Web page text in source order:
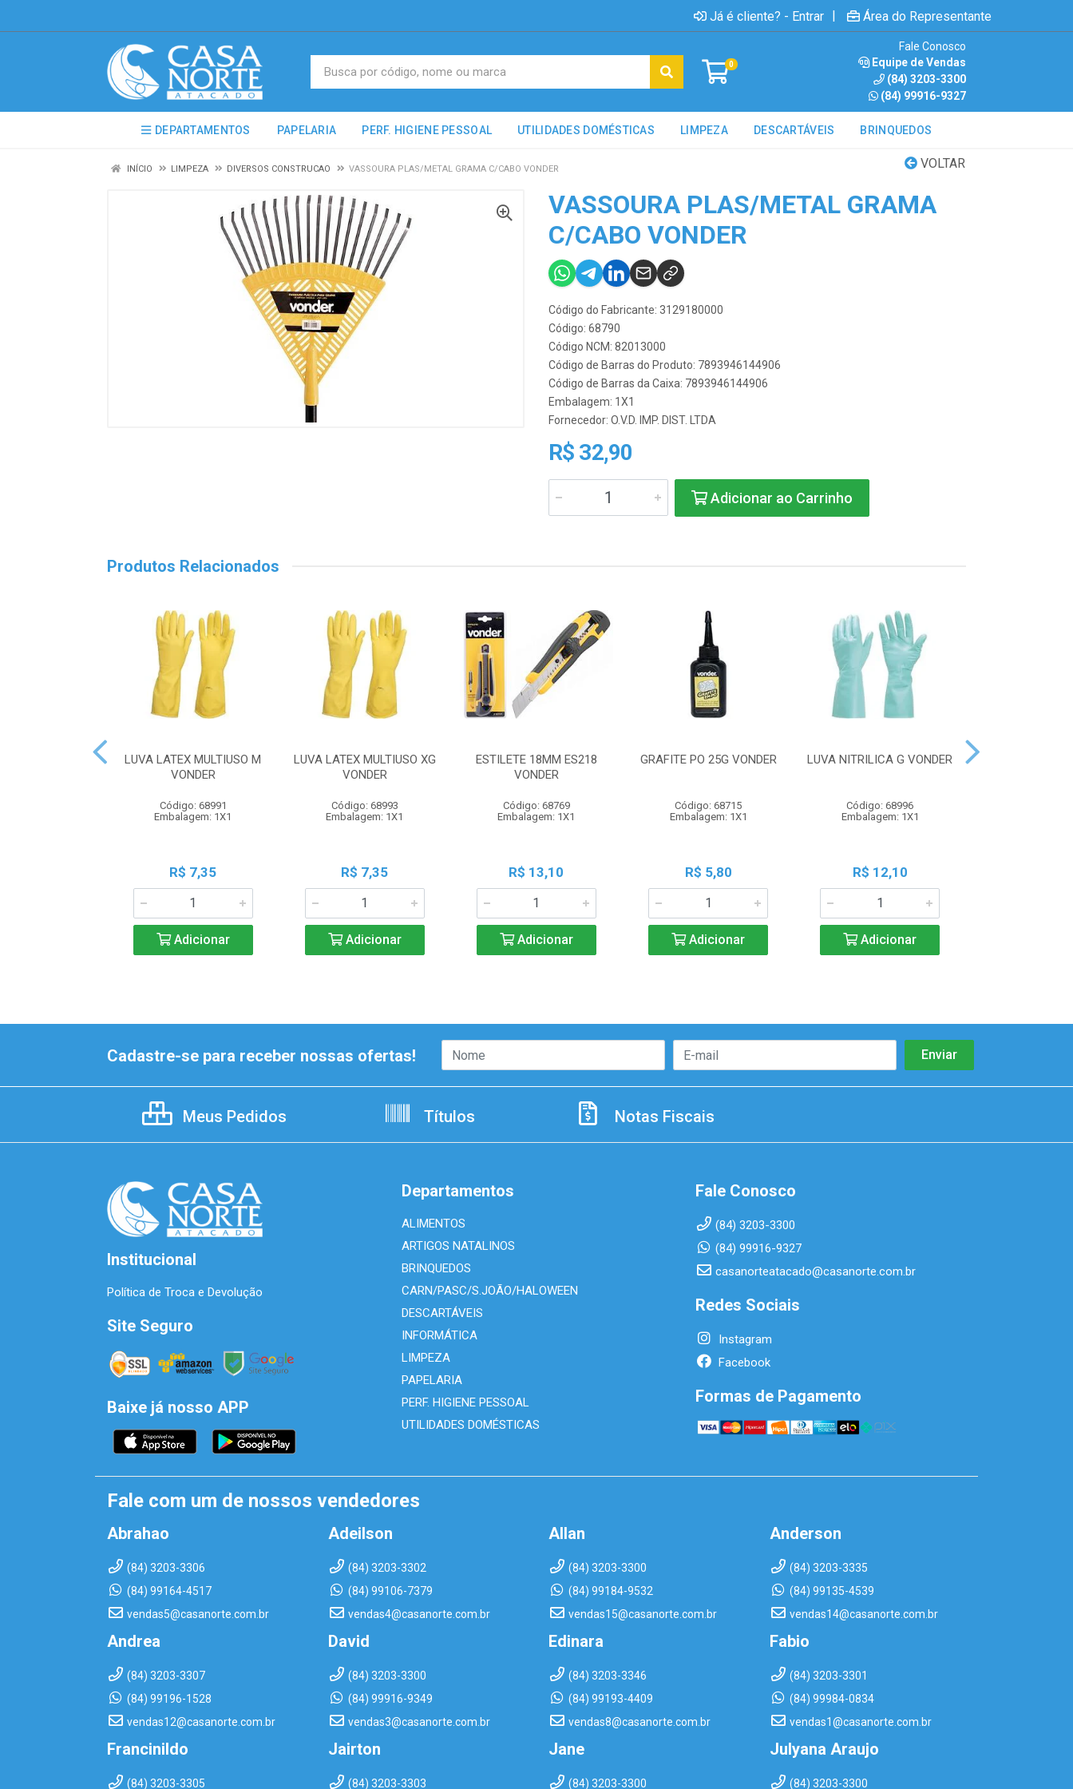
Já é cliente? - Entrar | Área do Representante
0
Fale Conosco
Equipe de Vendas
(84) 3203-3300
(84) 99916-9327
DEPARTAMENTOS PAPELARIA PERF. HIGIENE PESSOAL UTILIDADES DOMÉSTICAS LIMPEZA DESCARTÁVEIS BRINQUEDOS
VOLTAR
INÍCIO LIMPEZA DIVERSOS CONSTRUCAO VASSOURA PLAS/METAL GRAMA C/CABO VONDER
VASSOURA PLAS/METAL GRAMA
C/CABO VONDER
Código do Fabricante: 3129180000
Código: 68790
Código NCM: 82013000
Código de Barras do Produto: 7893946144906
Código de Barras da Caixa: 7893946144906
Embalagem: 1X1
Fornecedor: O.V.D. IMP. DIST. LTDA
R$ 32,90
Adicionar ao Carrinho
Produtos Relacionados
LUVA LATEX MULTIUSO M
VONDER
Código: 68991
Embalagem: 1X1
R$ 7,35
Adicionar
LUVA LATEX MULTIUSO XG
VONDER
Código: 68993
Embalagem: 1X1
R$ 7,35
Adicionar
ESTILETE 18MM ES218
VONDER
Código: 68769
Embalagem: 1X1
R$ 13,10
Adicionar
GRAFITE PO 25G VONDER
Código: 68715
Embalagem: 1X1
R$ 5,80
Adicionar
LUVA NITRILICA G VONDER
Código: 68996
Embalagem: 1X1
R$ 12,10
Adicionar
Cadastre-se para receber nossas ofertas!
Meus Pedidos Títulos Notas Fiscais
Institucional
Política de Troca e Devolução
Site Seguro
Baixe já nosso APP
Departamentos
ALIMENTOS
ARTIGOS NATALINOS
BRINQUEDOS
CARN/PASC/S.JOÃO/HALOWEEN
DESCARTÁVEIS
INFORMÁTICA
LIMPEZA
PAPELARIA
PERF. HIGIENE PESSOAL
UTILIDADES DOMÉSTICAS
Fale Conosco
(84) 3203-3300
(84) 99916-9327
casanorteatacado@casanorte.com.br
Redes Sociais
Instagram
Facebook
Formas de Pagamento
Fale com um de nossos vendedores
Abrahao
(84) 3203-3306
(84) 99164-4517
vendas5@casanorte.com.br
Adeilson
(84) 3203-3302
(84) 99106-7379
vendas4@casanorte.com.br
Allan
(84) 3203-3300
(84) 99184-9532
vendas15@casanorte.com.br
Anderson
(84) 3203-3335
(84) 99135-4539
vendas14@casanorte.com.br
Andrea
(84) 3203-3307
(84) 99196-1528
vendas12@casanorte.com.br
David
(84) 3203-3300
(84) 99916-9349
vendas3@casanorte.com.br
Edinara
(84) 3203-3346
(84) 99193-4409
vendas8@casanorte.com.br
Fabio
(84) 3203-3301
(84) 99984-0834
vendas1@casanorte.com.br
Francinildo
(84) 3203-3305
Jairton
(84) 3203-3303
Jane
(84) 3203-3300
Julyana Araujo
(84) 3203-3300